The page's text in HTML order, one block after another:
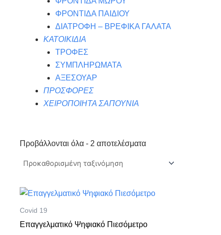
ΦΡΟΝΤΙΔΑ ΠΑΙΔΙΟΥ
ΔΙΑΤΡΟΦΗ – ΒΡΕΦΙΚΑ ΓΑΛΑΤΑ
ΚΑΤΟΙΚΙΔΙΑ
ΤΡΟΦΕΣ
ΣΥΜΠΛΗΡΩΜΑΤΑ
ΑΞΕΣΟΥΑΡ
ΠΡΟΣΦΟΡΕΣ
ΧΕΙΡΟΠΟΙΗΤΑ ΣΑΠΟΥΝΙΑ
Προβάλλονται όλα - 2 αποτελέσματα
Covid 19
Επαγγελματικό Ψηφιακό Πιεσόμετρο